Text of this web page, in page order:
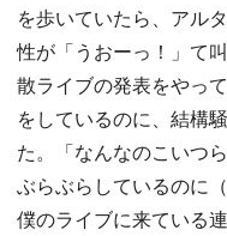
を歩いていたら、アル
性が「うおーっ！」て
散ライブの発表をやっ
をしているのに、結構
た。「なんなのこいつ
ぶらぶらしているのに
僕のライブに来ている